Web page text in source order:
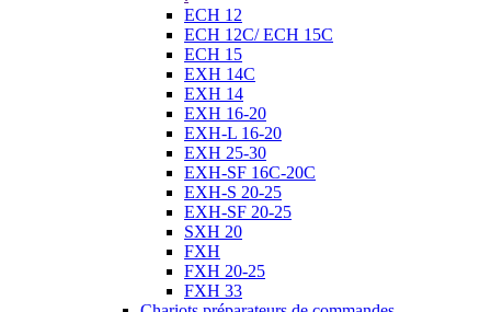
ECH 12
ECH 12C/ ECH 15C
ECH 15
EXH 14C
EXH 14
EXH 16-20
EXH-L 16-20
EXH 25-30
EXH-SF 16C-20C
EXH-S 20-25
EXH-SF 20-25
SXH 20
FXH
FXH 20-25
FXH 33